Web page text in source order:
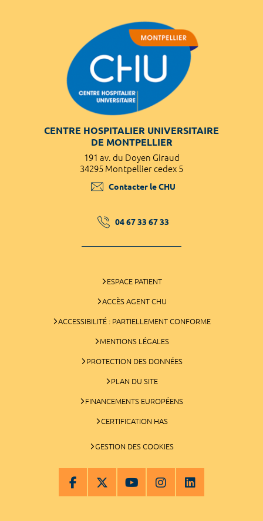
CENTRE HOSPITALIER UNIVERSITAIRE
DE MONTPELLIER
191 av. du Doyen Giraud
34295 Montpellier cedex 5
Contacter le CHU
04 67 33 67 33
ESPACE PATIENT
ACCÈS AGENT CHU
ACCESSIBILITÉ : PARTIELLEMENT CONFORME
MENTIONS LÉGALES
PROTECTION DES DONNÉES
PLAN DU SITE
FINANCEMENTS EUROPÉENS
CERTIFICATION HAS
GESTION DES COOKIES